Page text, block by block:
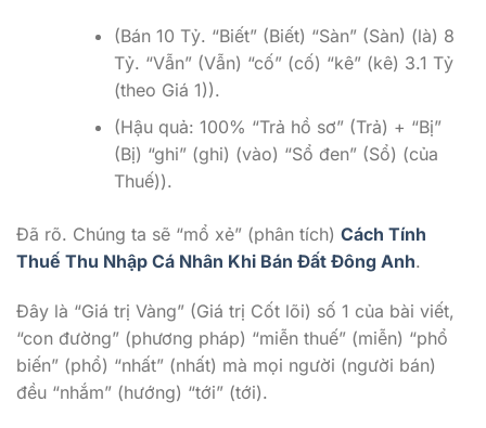
(Bán 10 Tỷ. “Biết” (Biết) “Sàn” (Sàn) (là) 8
Tỷ. “Vẫn” (Vẫn) “cố” (cố) “kê” (kê) 3.1 Tỷ
(theo Giá 1)).
(Hậu quả: 100% “Trả hồ sơ” (Trả) + “Bị”
(Bị) “ghi” (ghi) (vào) “Sổ đen” (Sổ) (của
Thuế)).
Đã rõ. Chúng ta sẽ “mổ xẻ” (phân tích) Cách Tính
Thuế Thu Nhập Cá Nhân Khi Bán Đất Đông Anh.
Đây là “Giá trị Vàng” (Giá trị Cốt lõi) số 1 của bài viết,
“con đường” (phương pháp) “miễn thuế” (miễn) “phổ
biến” (phổ) “nhất” (nhất) mà mọi người (người bán)
đều “nhắm” (hướng) “tới” (tới).